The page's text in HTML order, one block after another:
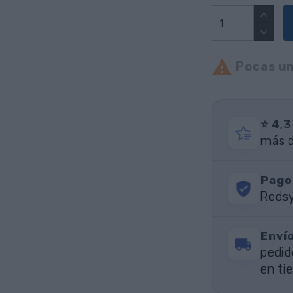

⭐
más
en